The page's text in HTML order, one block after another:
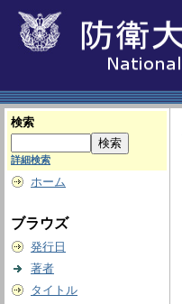
検索
詳細検索
ホーム
ブラウズ
発行日
著者
タイトル